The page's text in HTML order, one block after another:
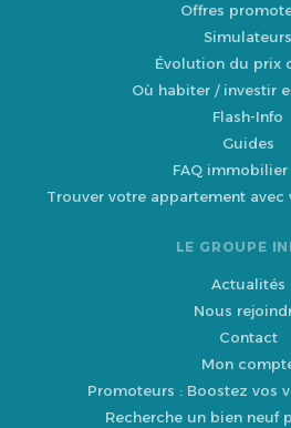
Offres
Simulateurs
Évolution du prix
Où habiter / investir
Flash-Info
Guides
FAQ immobilier
Trouver votre appartement
LE GROUPE
Actualités
Nous
Contact
Mon
Promoteurs : Boostez vos
Recherche un bien neuf